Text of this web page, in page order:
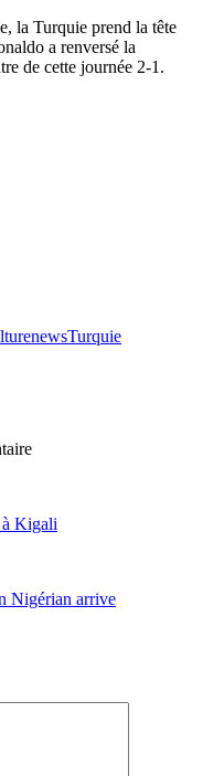
la Turquie prend la tête
a renversé la
de cette journée 2-1.
Turquie
à Kigali
Nigérian arrive